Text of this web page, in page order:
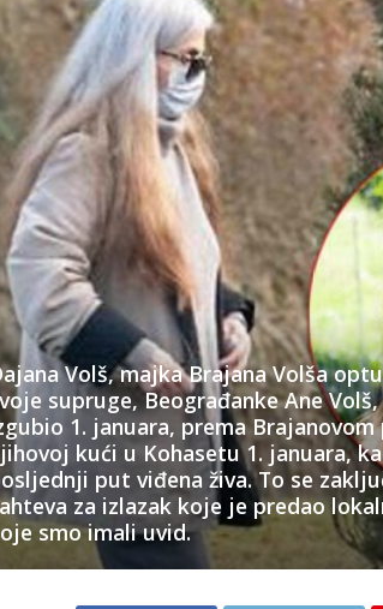
Volš, majka Brajana Volša
supruge, Beograđanke Ane
1. januara, prema
kući u Kohasetu 1. januara,
put viđena živa. To se
za izlazak koje je predao
smo imali uvid.